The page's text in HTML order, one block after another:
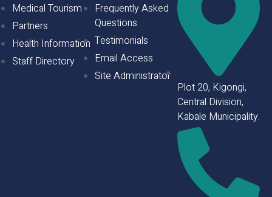
Medical Tourism
Partners
Health Information
Staff Directory
Frequently Asked
Questions
Testimonials
Email Access
Site Administrator
Plot 20, Kigongi,
Central Division,
Kabale Municipality.